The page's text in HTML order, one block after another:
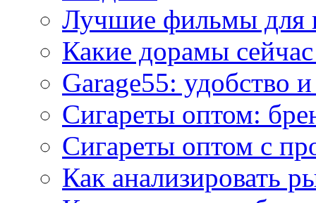
Лучшие фильмы для
Какие дорамы
Garage55: удобство
Сигареты оптом:
Сигареты оптом с
Как анализировать